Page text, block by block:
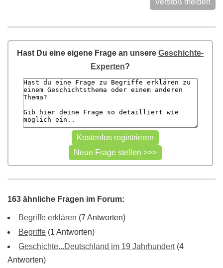
Verstoß melden
Hast Du eine eigene Frage an unsere Geschichte-
Experten?
163 ähnliche Fragen im Forum:
Begriffe erklären (7 Antworten)
Begriffe (1 Antworten)
Geschichte...Deutschland im 19 Jahrhundert(4
Antworten)